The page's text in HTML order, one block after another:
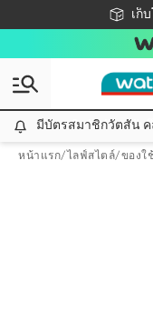
เก็
ชอปออน
มีบัตรสมาชิกวัตสัน
หน้าแรก/ไลฟ์สไตล์/ของใ